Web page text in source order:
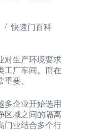
快速门百科
对生产环境要求
工厂车间。而在
要。
多企业开始选用
区域之间的隔离
门业结合多个行